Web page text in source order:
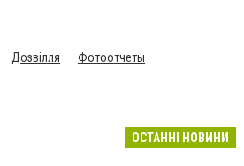
Дозвілля Фотоотчеты
ОСТАННІ НОВИНИ